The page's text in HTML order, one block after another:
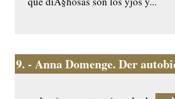
9. - Anna Domenge. Der